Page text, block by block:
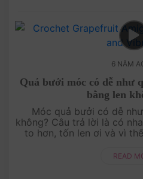
6 NĂM
Quả bưởi móc có dễ như
bằng len
Móc quả bưởi có dễ
không? Câu trả lời là có
to hơn, tốn len ơi và vì
READ